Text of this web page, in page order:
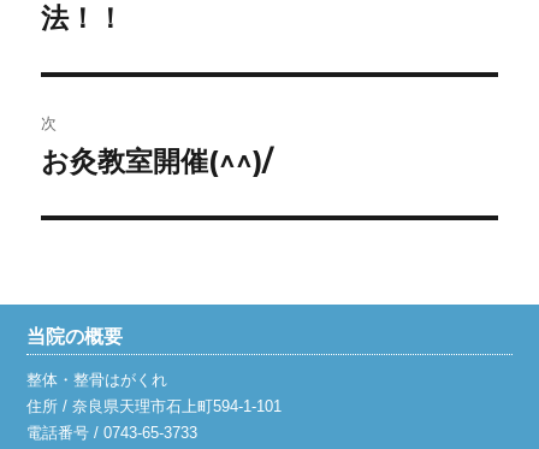
ナ
ビ
ゲ
ー
シ
ン
の
稿:
法！！
次
次
投
お灸教室開催(^^)/
当院の概要
整体・整骨はがくれ
住所 / 奈良県天理市石上町594-1-101
電話番号 / 0743-65-3733